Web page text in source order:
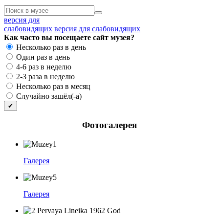
версия для
слабовидящих версия для слабовидящих
Как часто вы посещаете сайт музея?
Несколько раз в день
Один раз в день
4-6 раз в неделю
2-3 раза в неделю
Несколько раз в месяц
Случайно зашёл(-а)
Фотогалерея
Галерея
Галерея